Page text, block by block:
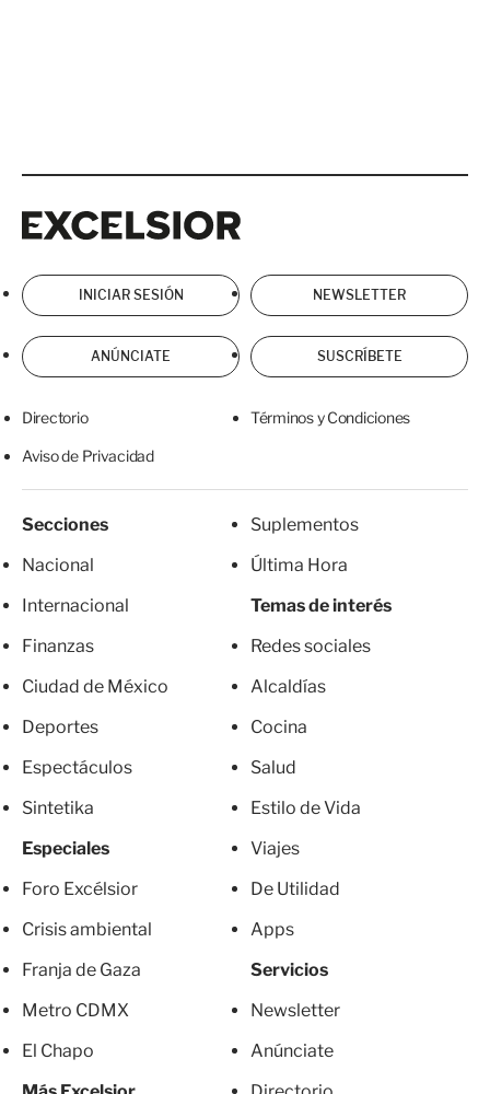
INICIAR SESIÓN NEWSLETTER
ANÚNCIATE SUSCRÍBETE
Directorio Términos y Condiciones
Aviso de Privacidad
Secciones
Nacional
Internacional
Finanzas
Ciudad de México
Deportes
Espectáculos
Sintetika
Especiales
Foro Excélsior
Crisis ambiental
Franja de Gaza
Metro CDMX
El Chapo
Suplementos
Última Hora
Temas de interés
Redes sociales
Alcaldías
Cocina
Salud
Estilo de Vida
Viajes
De Utilidad
Apps
Servicios
Newsletter
Anúnciate